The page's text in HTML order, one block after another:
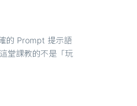
的 Prompt 提示語
堂課教的不是「玩